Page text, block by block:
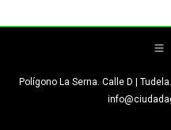
Polígono La Serna. Calle D |